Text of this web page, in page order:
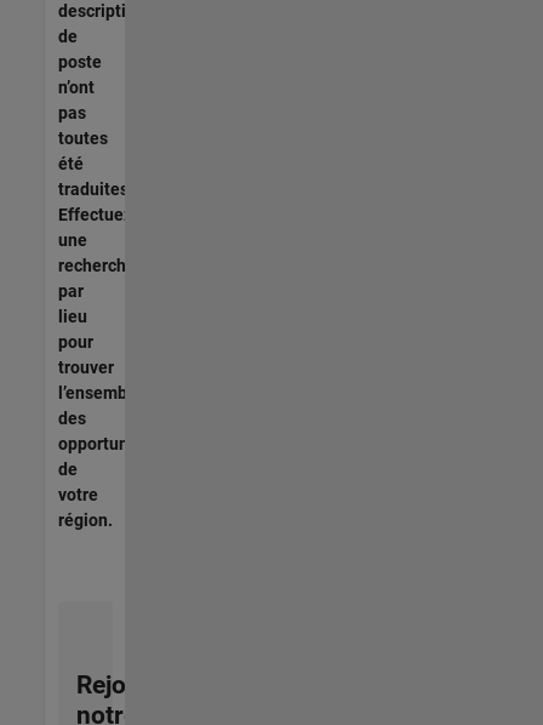
descriptions
de
poste
n’ont
pas
toutes
été
traduites.
Effectuez
une
recherche
par
lieu
pour
trouver
l’ensemble
des
opportunités
de
votre
région.
Rejoignez
notre